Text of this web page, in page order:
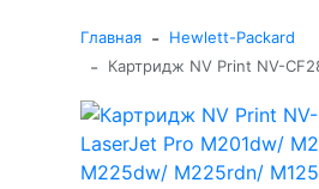
Главная - Hewlett-Packard
- Картридж NV Print NV-